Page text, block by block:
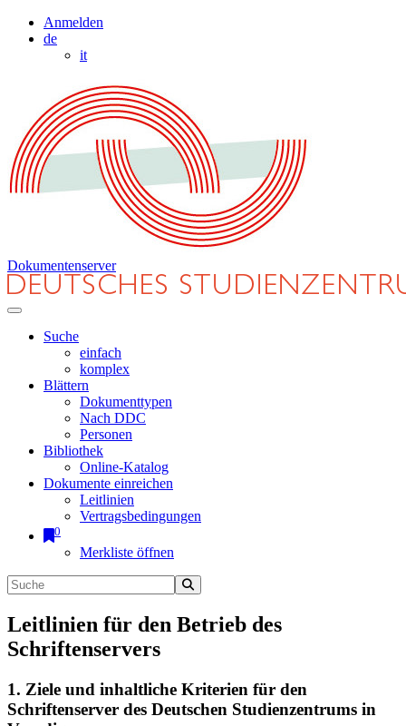
Anmelden
de
it
Dokumentenserver
Suche
einfach
komplex
Blättern
Dokumenttypen
Nach DDC
Personen
Bibliothek
Online-Katalog
Dokumente einreichen
Leitlinien
Vertragsbedingungen
0
Merkliste öffnen
Leitlinien für den Betrieb des
Schriftenservers
1. Ziele und inhaltliche Kriterien für den
Schriftenserver des Deutschen Studienzentrums in